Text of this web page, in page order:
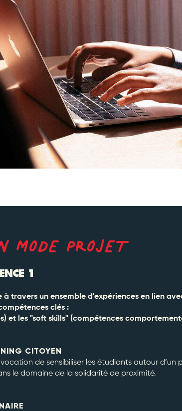
MODE PROJET
1
travers un ensemble d'expériences en lien
clés :
et les "soft skills" (compétences
CITOYEN
de sensibiliser les étudiants autour
le domaine de la solidarité de proximité.